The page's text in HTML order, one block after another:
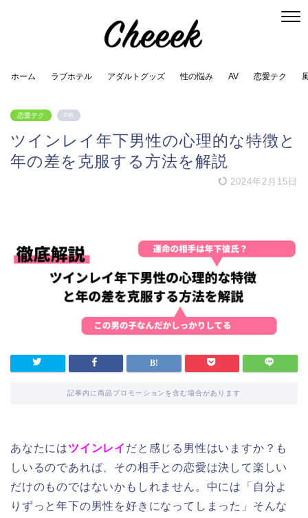
ホーム ラブホテル アダルトグッズ 性の悩み AV 恋愛テク
恋愛テク PR
ツインレイ年下男性の心理的な特徴と
年の差を克服する方法を解説
2024年2月15日
記事内に商品プロモーションを含む場合があります
あなたにはツインレイ だと感じる男性はいますか？も
しいるのであれば、その相手との恋愛は決して楽しい
だけのものではないかもしれません。中には「自分よ
りずっと年下の男性を好きになってしまった」そんな